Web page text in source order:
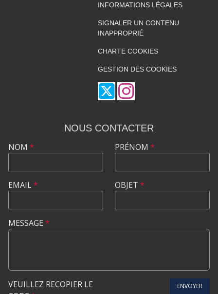
INFORMATIONS LÉGALES
SIGNALER UN CONTENU
INAPPROPRIÉ
CHARTE COOKIES
GESTION DES COOKIES
NOUS CONTACTER
NOM *
EMAIL*
PRÉNOM *
OBJET *
MESSAGE *
VEUILLEZ RECOPIER LE
ENVOYER